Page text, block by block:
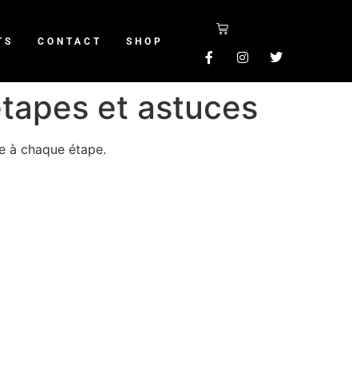
CONTACT SHOP
et astuces
à chaque étape.